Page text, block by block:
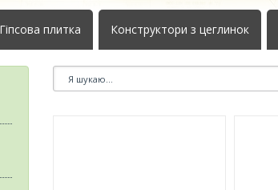
Гіпсова плитка Конструктори з цеглинок